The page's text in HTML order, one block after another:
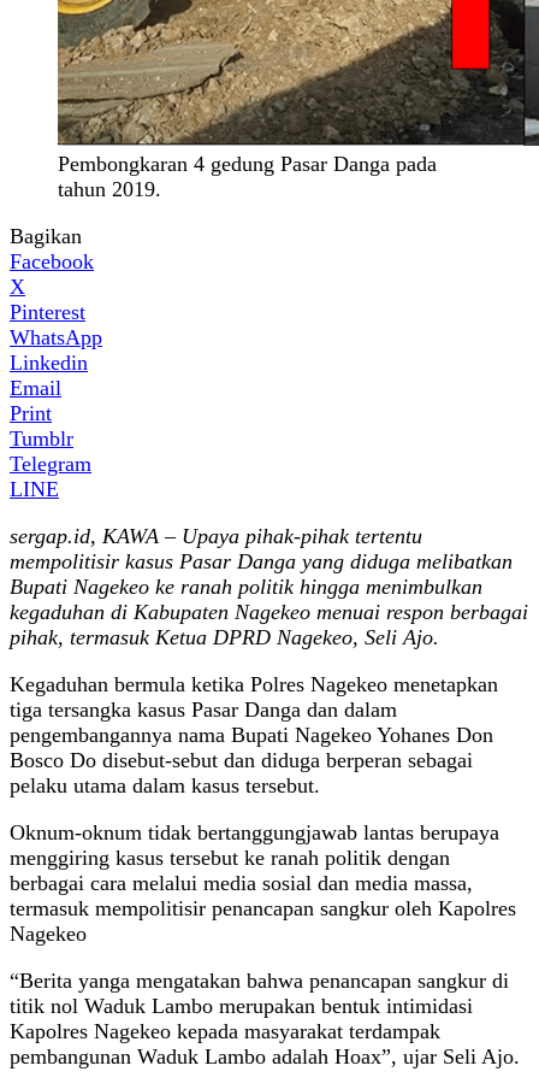
Pembongkaran 4 gedung Pasar Danga pada
tahun 2019.
Bagikan
Facebook
X
Pinterest
WhatsApp
Linkedin
Email
Print
Tumblr
Telegram
LINE
sergap.id, KAWA – Upaya pihak-pihak tertentu
mempolitisir kasus Pasar Danga yang diduga melibatkan
Bupati Nagekeo ke ranah politik hingga menimbulkan
kegaduhan di Kabupaten Nagekeo menuai respon berbagai
pihak, termasuk Ketua DPRD Nagekeo, Seli Ajo.
Kegaduhan bermula ketika Polres Nagekeo menetapkan
tiga tersangka kasus Pasar Danga dan dalam
pengembangannya nama Bupati Nagekeo Yohanes Don
Bosco Do disebut-sebut dan diduga berperan sebagai
pelaku utama dalam kasus tersebut.
Oknum-oknum tidak bertanggungjawab lantas berupaya
menggiring kasus tersebut ke ranah politik dengan
berbagai cara melalui media sosial dan media massa,
termasuk mempolitisir penancapan sangkur oleh Kapolres
Nagekeo
“Berita yanga mengatakan bahwa penancapan sangkur di
titik nol Waduk Lambo merupakan bentuk intimidasi
Kapolres Nagekeo kepada masyarakat terdampak
pembangunan Waduk Lambo adalah Hoax”, ujar Seli Ajo.